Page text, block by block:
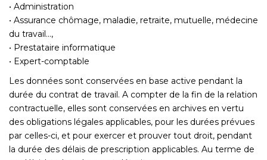
• Administration
• Assurance chômage, maladie, retraite, mutuelle, médecine
du travail...,
• Prestataire informatique
• Expert-comptable
Les données sont conservées en base active pendant la
durée du contrat de travail. A compter de la fin de la relation
contractuelle, elles sont conservées en archives en vertu
des obligations légales applicables, pour les durées prévues
par celles-ci, et pour exercer et prouver tout droit, pendant
la durée des délais de prescription applicables. Au terme de